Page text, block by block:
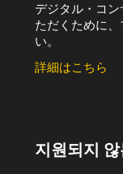
デジタル・コ
ただくために
い。
詳細はこちら
지원되지